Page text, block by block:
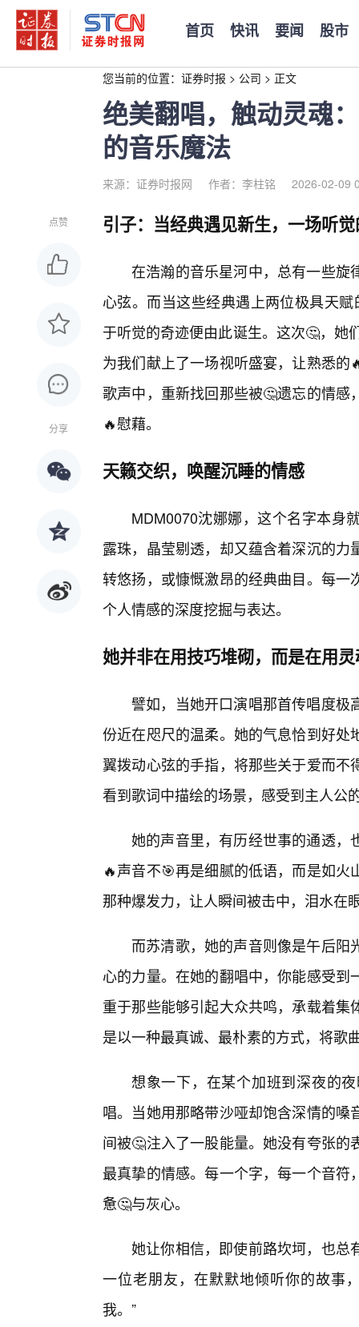
首页 快讯 要闻 股市
您当前的位置： 证券时报 > 公司 > 正文
绝美翻唱，触动灵魂
的音乐魔法
来源：证券时报网 作者：李柱铭 2026-02-09
点赞
分享
引子：当经典遇见新生，一场听
在浩瀚的音乐星河中，总有一些旋
心弦。而当这些经典遇上两位极具天
于听觉的奇迹便由此诞生。这次🤔，她
为我们献上了一场视听盛宴，让熟悉
歌声中，重新找回那些被🤔遗忘的情
🔥慰藉。
天籁交织，唤醒沉睡的情感
MDM0070沈娜娜，这个名字本身
露珠，晶莹剔透，却又蕴含着深沉的
转悠扬，或慷慨激昂的经典曲目。每
个人情感的深度挖掘与表达。
她并非在用技巧堆砌，而是在用
譬如，当她开口演唱那首传唱度极
份近在咫尺的温柔。她的气息恰到好
翼拨动心弦的手指，将那些关于爱而
看到歌词中描绘的场景，感受到主人公
她的声音里，有历经世事的通透，
🔥声音不🎯再是细腻的低语，而是如
那种爆发力，让人瞬间被击中，泪水在
而苏清歌，她的声音则像是午后
心的力量。在她的翻唱中，你能感受
重于那些能够引起大众共鸣，承载着
是以一种最真诚、最朴素的方式，将歌
想象一下，在某个加班到深夜的
唱。当她用那略带沙哑却饱含深情的
间被🤔注入了一股能量。她没有夸张
最真挚的情感。每一个字，每一个音
惫🤔与灰心。
她让你相信，即使前路坎坷，也总
一位老朋友，在默默地倾听你的故事
我。”